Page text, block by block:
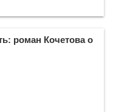
роман Кочетова о